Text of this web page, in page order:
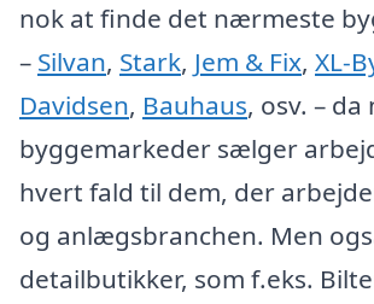
nok at finde det nærmeste
– Silvan, Stark, Jem & Fix, XL-
Davidsen, Bauhaus, osv. –
byggemarkeder sælger
hvert fald til dem, der
og anlægsbranchen. Men
detailbutikker, som f.eks.